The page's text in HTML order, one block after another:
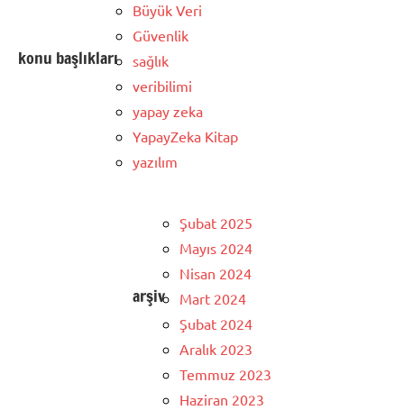
konu başlıkları
Büyük Veri
Güvenlik
sağlık
veribilimi
yapay zeka
YapayZeka Kitap
yazılım
arşiv
Şubat 2025
Mayıs 2024
Nisan 2024
Mart 2024
Şubat 2024
Aralık 2023
Temmuz 2023
Haziran 2023